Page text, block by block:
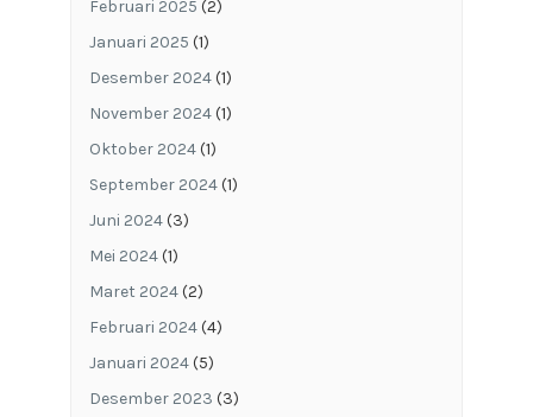
Februari 2025 (2)
Januari 2025 (1)
Desember 2024(1)
November 2024(1)
Oktober 2024(1)
September 2024(1)
Juni 2024(3)
Mei 2024(1)
Maret 2024(2)
Februari 2024(4)
Januari 2024(5)
Desember 2023 (3)